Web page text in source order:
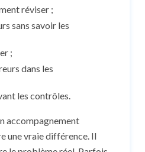
réviser ;
sans savoir les
;
dans les
les contrôles.
accompagnement
une vraie différence. Il